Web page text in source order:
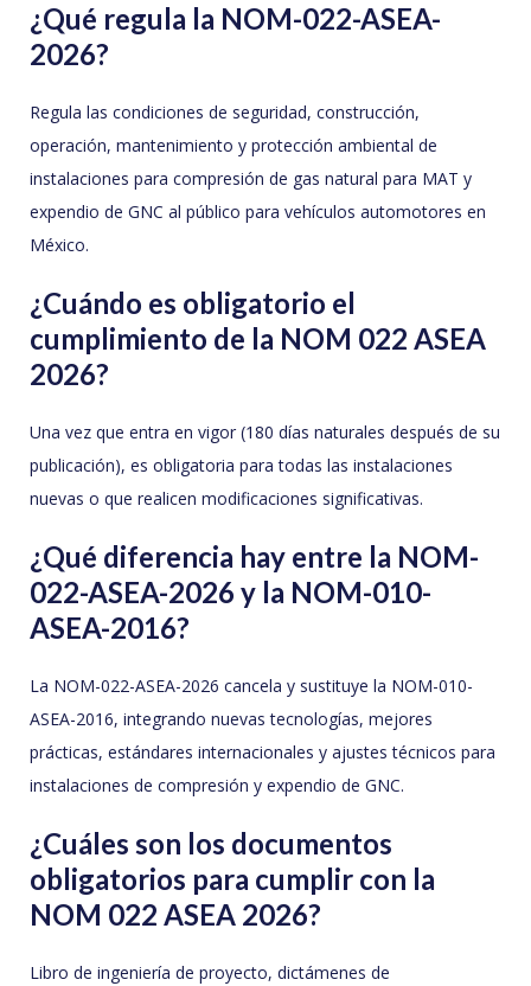
¿Qué regula la NOM-022-ASEA-
2026?
Regula las condiciones de seguridad, construcción,
operación, mantenimiento y protección ambiental de
instalaciones para compresión de gas natural para MAT y
expendio de GNC al público para vehículos automotores en
México.
¿Cuándo es obligatorio el
cumplimiento de la NOM 022 ASEA
2026?
Una vez que entra en vigor (180 días naturales después de su
publicación), es obligatoria para todas las instalaciones
nuevas o que realicen modificaciones significativas.
¿Qué diferencia hay entre la NOM-
022-ASEA-2026 y la NOM-010-
ASEA-2016?
La NOM-022-ASEA-2026 cancela y sustituye la NOM-010-
ASEA-2016, integrando nuevas tecnologías, mejores
prácticas, estándares internacionales y ajustes técnicos para
instalaciones de compresión y expendio de GNC.
¿Cuáles son los documentos
obligatorios para cumplir con la
NOM 022 ASEA 2026?
Libro de ingeniería de proyecto, dictámenes de